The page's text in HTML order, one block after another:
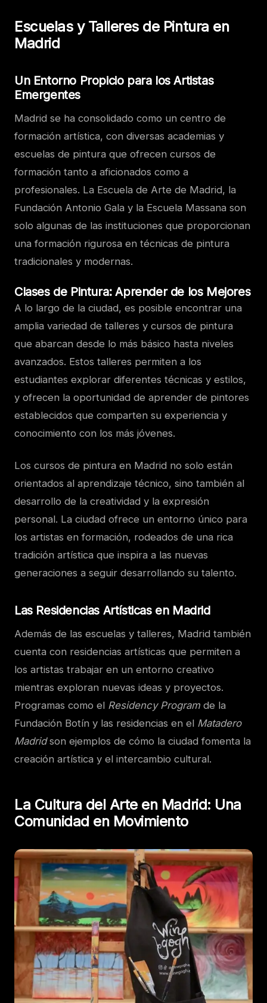
Escuelas y Talleres de Pintura en
Madrid
Un Entorno Propicio para los Artistas
Emergentes
Madrid se ha consolidado como un centro de
formación artística, con diversas academias y
escuelas de pintura que ofrecen cursos de
formación tanto a aficionados como a
profesionales. La Escuela de Arte de Madrid, la
Fundación Antonio Gala y la Escuela Massana son
solo algunas de las instituciones que proporcionan
una formación rigurosa en técnicas de pintura
tradicionales y modernas.
Clases de Pintura: Aprender de los Mejores
A lo largo de la ciudad, es posible encontrar una
amplia variedad de talleres y cursos de pintura
que abarcan desde lo más básico hasta niveles
avanzados. Estos talleres permiten a los
estudiantes explorar diferentes técnicas y estilos,
y ofrecen la oportunidad de aprender de pintores
establecidos que comparten su experiencia y
conocimiento con los más jóvenes.
Los cursos de pintura en Madrid no solo están
orientados al aprendizaje técnico, sino también al
desarrollo de la creatividad y la expresión
personal. La ciudad ofrece un entorno único para
los artistas en formación, rodeados de una rica
tradición artística que inspira a las nuevas
generaciones a seguir desarrollando su talento.
Las Residencias Artísticas en Madrid
Además de las escuelas y talleres, Madrid también
cuenta con residencias artísticas que permiten a
los artistas trabajar en un entorno creativo
mientras exploran nuevas ideas y proyectos.
Programas como el Residency Program de la
Fundación Botín y las residencias en el Matadero
Madridson ejemplos de cómo la ciudad fomenta la
creación artística y el intercambio cultural.
La Cultura del Arte en Madrid: Una
Comunidad en Movimiento